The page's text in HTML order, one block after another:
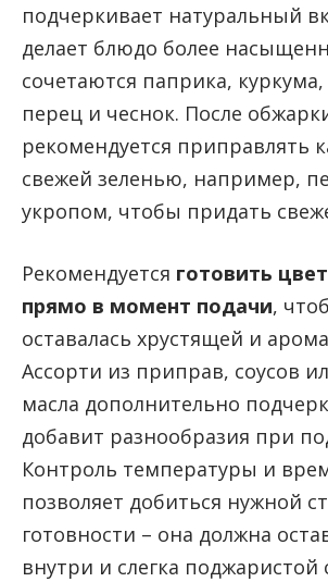
подчеркивает натуральный
делает блюдо более
сочетаются паприка,
перец и чеснок. После
рекомендуется приправлять
свежей зеленью, например,
укропом, чтобы придать
Рекомендуется готовить
прямо в момент подачи,
оставалась хрустящей и
Ассорти из приправ, соусов
масла дополнительно
добавит разнообразия при
Контроль температуры и
позволяет добиться нужной
готовности – она должна
внутри и слегка поджаристой